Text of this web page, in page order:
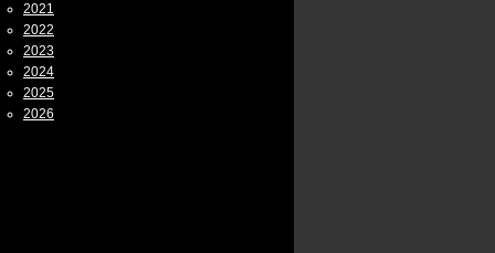
2021
2022
2023
2024
2025
2026